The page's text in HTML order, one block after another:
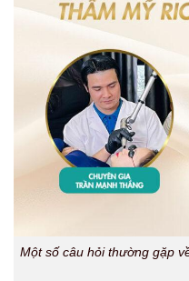
Một số câu hỏi thường gặp